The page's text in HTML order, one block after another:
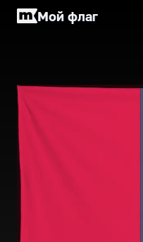
Мой флаг